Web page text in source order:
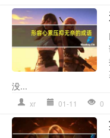
没...
xr 01-11 0